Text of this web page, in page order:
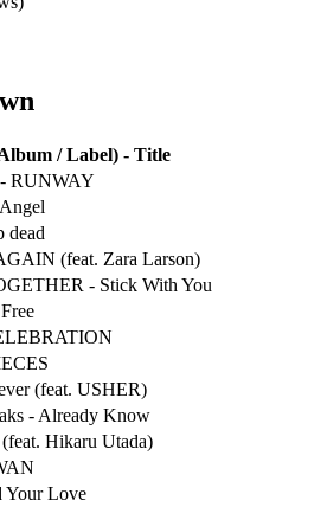
/ Label) - Title
RUNWAY
dead
(feat. Zara Larson)
- Stick With You
(feat. USHER)
- Already Know
Hikaru Utada)
Your Love